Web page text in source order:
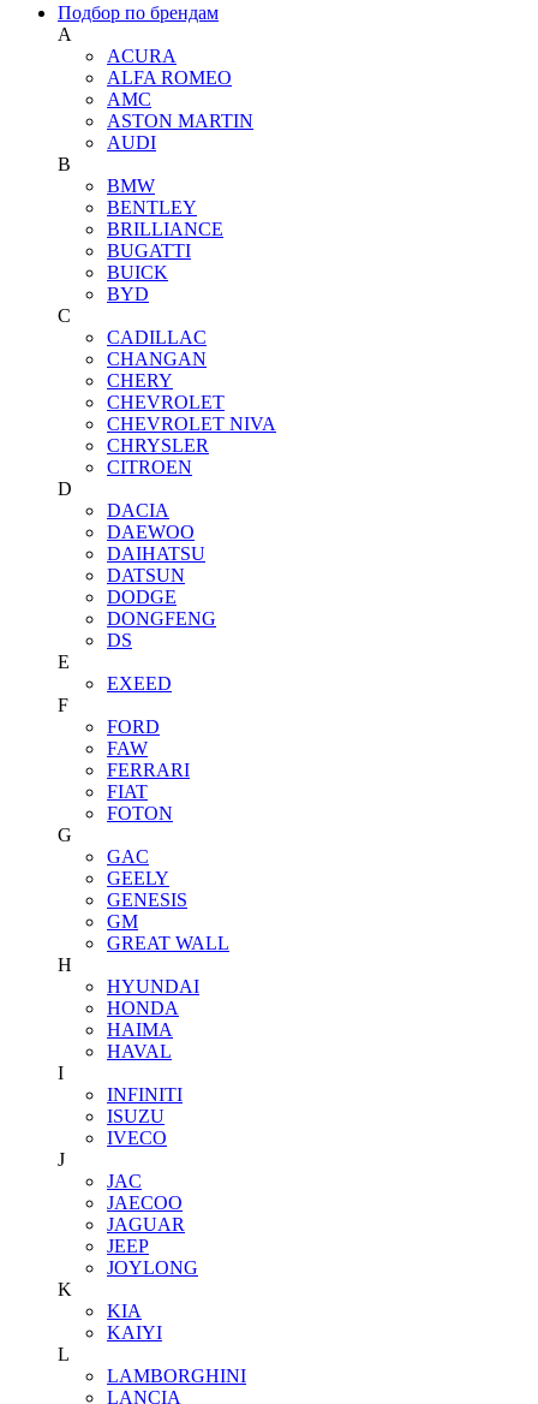
Подбор по брендам
A
ACURA
ALFA ROMEO
AMC
ASTON MARTIN
AUDI
B
BMW
BENTLEY
BRILLIANCE
BUGATTI
BUICK
BYD
C
CADILLAC
CHANGAN
CHERY
CHEVROLET
CHEVROLET NIVA
CHRYSLER
CITROEN
D
DACIA
DAEWOO
DAIHATSU
DATSUN
DODGE
DONGFENG
DS
E
EXEED
F
FORD
FAW
FERRARI
FIAT
FOTON
G
GAC
GEELY
GENESIS
GM
GREAT WALL
H
HYUNDAI
HONDA
HAIMA
HAVAL
I
INFINITI
ISUZU
IVECO
J
JAC
JAECOO
JAGUAR
JEEP
JOYLONG
K
KIA
KAIYI
L
LAMBORGHINI
LANCIA